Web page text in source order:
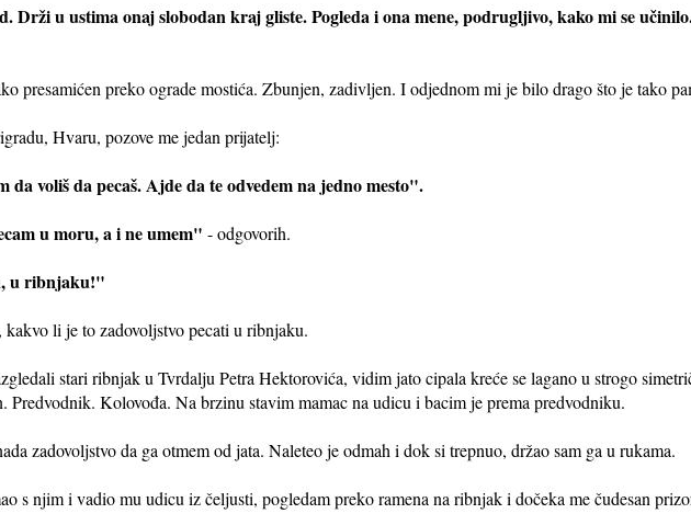
Drži u ustima onaj slobodan kraj gliste. Pogleda i ona mene, podrugljivo, kako mi se
presamićen preko ograde mostića. Zbunjen, zadivljen. I odjednom mi je bilo drago što je tako
Hvaru, pozove me jedan prijatelj:
da voliš da pecaš. Ajde da te odvedem na jedno mesto".
u moru, a i ne umem" - odgovorih.
u ribnjaku!"
kakvo li je to zadovoljstvo pecati u ribnjaku.
stari ribnjak u Tvrdalju Petra Hektorovića, vidim jato cipala kreće se lagano u strogo
Predvodnik. Kolovođa. Na brzinu stavim mamac na udicu i bacim je prema predvodniku.
zadovoljstvo da ga otmem od jata. Naleteo je odmah i dok si trepnuo, držao sam ga u rukama.
s njim i vadio mu udicu iz čeljusti, pogledam preko ramena na ribnjak i dočeka me čudesan